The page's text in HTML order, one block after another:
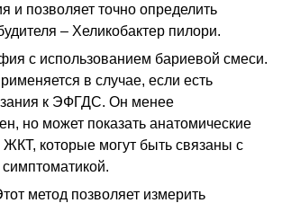
и позволяет точно определить
– Хеликобактер пилори.
с использованием бариевой смеси.
в случае, если есть
к ЭФГДС. Он менее
но может показать анатомические
ЖКТ, которые могут быть связаны с
метод позволяет измерить